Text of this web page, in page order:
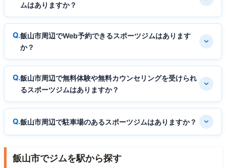
ムはありますか？
飯山市周辺でWeb予約できるスポーツジムはあります
か？
飯山市周辺で無料体験や無料カウンセリングを受けられ
るスポーツジムはありますか？
飯山市周辺で駐車場のあるスポーツジムはありますか？
飯山市でジムを駅から探す